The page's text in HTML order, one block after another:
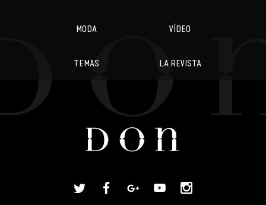
MODA VÍDEO
TEMAS LA REVISTA